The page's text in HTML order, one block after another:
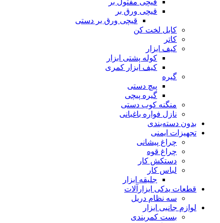
قیچی ورق بر
قیچی ورق بر دستی
کابل لخت کن
کاتر
کیف ابزار
کوله پشتی ابزار
کیف ابزار کمری
گیره
پیچ دستی
گیره پیچی
منگنه کوب دستی
نازل فواره باغبانی
بدون دسته‌بندی
تجهیزات ایمنی
چراغ پیشانی
چراغ قوه
دستکش کار
لباس کار
جلیقه ابزار
قطعات یدکی ابزارآلات
سه نظام دریل
لوازم جانبی ابزار
بست کمربندی